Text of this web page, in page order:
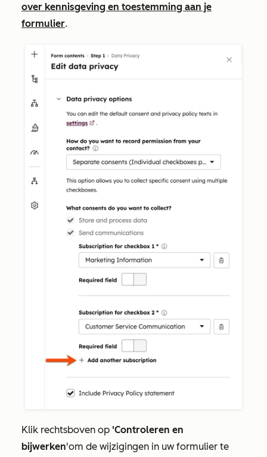
over kennisgeving en toestemming aan je
formulier.
Klik rechtsboven op 'Controleren en
bijwerken'om de wijzigingen in uw formulier te